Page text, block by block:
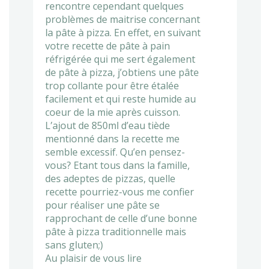
rencontre cependant quelques
problèmes de maitrise concernant
la pâte à pizza. En effet, en suivant
votre recette de pâte à pain
réfrigérée qui me sert également
de pâte à pizza, j’obtiens une pâte
trop collante pour être étalée
facilement et qui reste humide au
coeur de la mie après cuisson.
L’ajout de 850ml d’eau tiède
mentionné dans la recette me
semble excessif. Qu’en pensez-
vous? Etant tous dans la famille,
des adeptes de pizzas, quelle
recette pourriez-vous me confier
pour réaliser une pâte se
rapprochant de celle d’une bonne
pâte à pizza traditionnelle mais
sans gluten;)
Au plaisir de vous lire